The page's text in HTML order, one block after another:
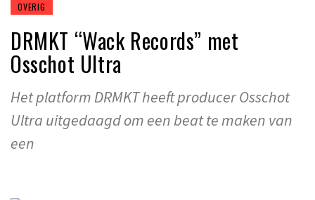
OVERIG
DRMKT “Wack Records” met
Osschot Ultra
Het platform DRMKT heeft producer Osschot
Ultra uitgedaagd om een beat te maken van
een